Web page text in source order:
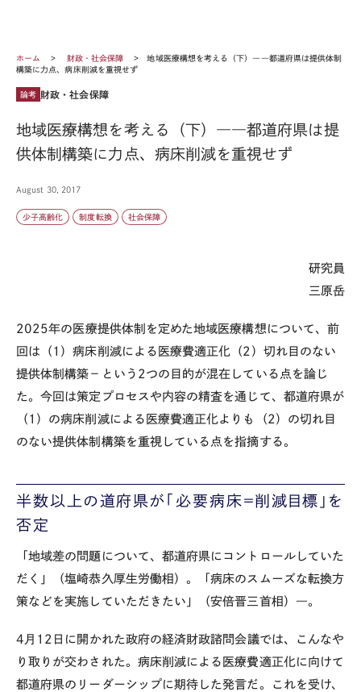
ホーム 財政・社会保障
地域医療構想を考える（下）――都道府県は提供体制
構築に力点、病床削減を重視せず
論考 財政・社会保障
地域医療構想を考える（下）――都道府県は提
供体制構築に力点、病床削減を重視せず
August 30, 2017
少子高齢化 制度転換 社会保障
研究員
三原岳
2025年の医療提供体制を定めた地域医療構想について、前
回は（1）病床削減による医療費適正化（2）切れ目のない
提供体制構築－という2つの目的が混在している点を論じ
た。今回は策定プロセスや内容の精査を通じて、都道府県が
（1）の病床削減による医療費適正化よりも（2）の切れ目
のない提供体制構築を重視している点を指摘する。
半数以上の道府県が「必要病床＝削減目標」を
否定
「地域差の問題について、都道府県にコントロールしていた
だく」（塩崎恭久厚生労働相）。「病床のスムーズな転換方
策などを実施していただきたい」（安倍晋三首相）―。
4月12日に開かれた政府の経済財政諮問会議では、こんなや
り取りが交わされた。病床削減による医療費適正化に向けて
都道府県のリーダーシップに期待した発言だ。これを受け、